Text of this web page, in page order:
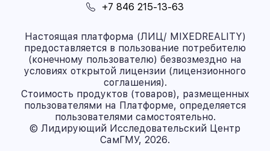
+7 846 215-13-63
Настоящая платформа (ЛИЦ/ MIXEDREALITY)
предоставляется в пользование потребителю
(конечному пользователю) безвозмездно на
условиях открытой лицензии (лицензионного
соглашения).
Стоимость продуктов (товаров), размещенных
пользователями на Платформе, определяется
пользователями самостоятельно.
© Лидирующий Исследовательский Центр
СамГМУ, 2026.